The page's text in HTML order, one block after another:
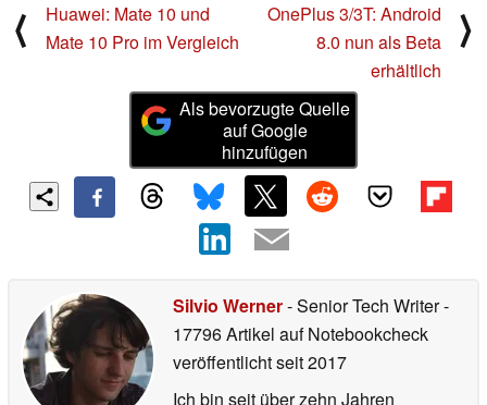
⟨
Huawei: Mate 10 und
Mate 10 Pro im Vergleich
OnePlus 3/3T: Android
8.0 nun als Beta
erhältlich
⟩
Als bevorzugte Quelle
auf Google
hinzufügen
Silvio Werner- Senior Tech Writer-
17796 Artikel auf Notebookcheck
veröffentlichtseit 2017
Ich bin seit über zehn Jahren